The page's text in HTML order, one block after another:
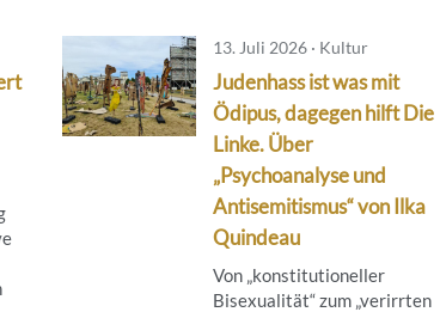
13. Juli 2026 · Kultur
Judenhass ist was mit
Ödipus, dagegen hilft Die
Linke. Über
„Psychoanalyse und
Antisemitismus“ von Ilka
Quindeau
Von „konstitutioneller
Bisexualität“ zum „verirrten